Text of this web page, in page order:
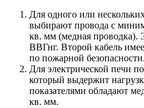
Для одного или
выбирают провода с
кв. мм (медная
ВВГнг. Второй кабель
по пожарной безопасности.
Для электрической печи
который выдержит
показателями обладают
кв. мм.